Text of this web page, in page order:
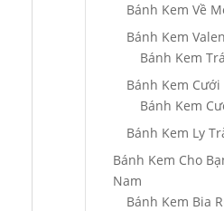
Bánh Kem Về
Bánh Kem
Bánh Kem
Bánh Kem Cưới
Bánh Kem
Bánh Kem Ly
Bánh Kem Cho
Nam
Bánh Kem Bia